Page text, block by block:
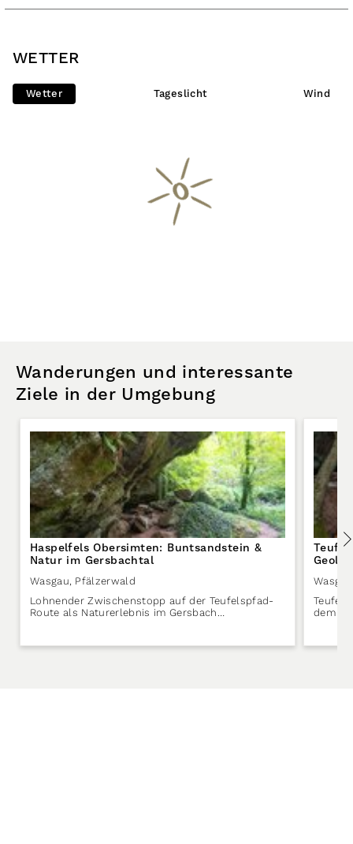
WETTER
Wetter Tageslicht Wind
Wanderungen und interessante
Ziele in der Umgebung
Haspelfels Obersimten: Buntsandstein &
Natur im Gersbachtal
Wasgau, Pfälzerwald
Lohnender Zwischenstopp auf der Teufelspfad-
Route als Naturerlebnis im Gersbach…
Wasgau
dem